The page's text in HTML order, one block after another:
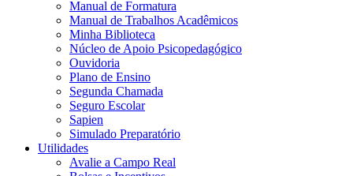
Manual de Formatura
Manual de Trabalhos Acadêmicos
Minha Biblioteca
Núcleo de Apoio Psicopedagógico
Ouvidoria
Plano de Ensino
Segunda Chamada
Seguro Escolar
Sapien
Simulado Preparatório
Utilidades
Avalie a Campo Real